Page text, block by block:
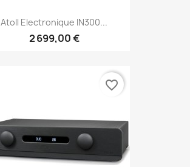
Atoll Electronique IN300...
2 699,00 €
favorite_border